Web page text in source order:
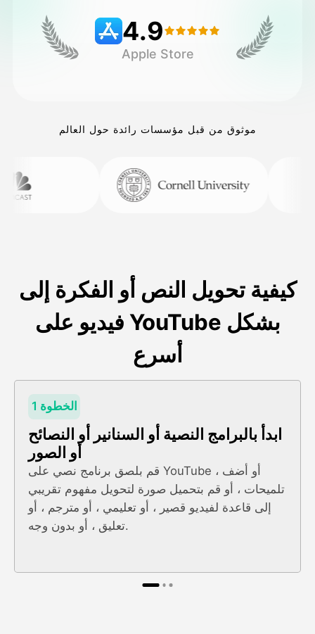
4.9
Apple Store
موثوق من قبل مؤسسات رائدة حول العالم
كيفية تحويل النص أو الفكرة إلى
فيديو على YouTube بشكل
أسرع
الخطوة 1
ابدأ بالبرامج النصية أو السنانير أو النصائح
أو الصور
قم بلصق برنامج نصي على YouTube ، أو أضف
تلميحات ، أو قم بتحميل صورة لتحويل مفهوم تقريبي
إلى قاعدة لفيديو قصير ، أو تعليمي ، أو مترجم ، أو
تعليق ، أو بدون وجه.